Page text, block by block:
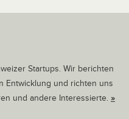
Startups. Wir berichten
Entwicklung und richten uns
und andere Interessierte. »